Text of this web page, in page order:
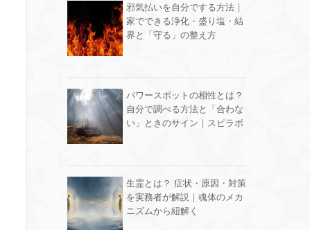
邪気払いを自分でする方法｜
家でできる浄化・盛り塩・結
界と「守る」の整え方
パワースポットの相性とは？
自分で調べる方法と「合わな
い」ときのサイン｜スピラボ
生霊とは？ 症状・原因・対策
を実務者が解説｜魂体のメカ
ニズムから紐解く